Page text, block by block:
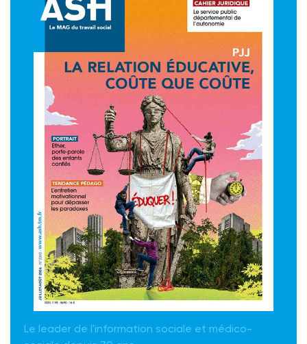
Le leader de l'information sociale et médico-